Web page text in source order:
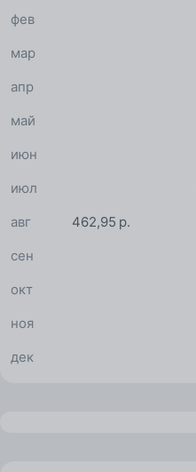
фев
мар
апр
май
июн
июл
462,95 р.
авг
сен
окт
ноя
дек